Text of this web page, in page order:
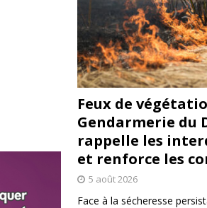
Feux de
Gendarmerie du
rappelle les
et renforce les
5 août 2026
Face à la sécheresse